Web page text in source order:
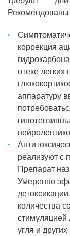
коррекция
отеке
аппаратуру
реализуют с
Препарат
Умеренно
количества
стимуляцией
угля и